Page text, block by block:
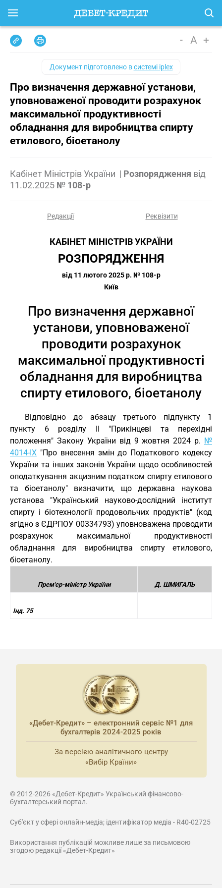
- A +
Документ підготовлено всистемі iplex
Про визначення державної установи,
уповноваженої проводити розрахунок
максимальної продуктивності
обладнання для виробництва спирту
етилового, біоетанолу
Кабінет Міністрів України | Розпорядження від
11.02.2025 № 108-р
Редакції Реквізити
КАБІНЕТ МІНІСТРІВ УКРАЇНИ
РОЗПОРЯДЖЕННЯ
від 11 лютого 2025 р. № 108-р
Київ
Про визначення державної
установи, уповноваженої
проводити розрахунок
максимальної продуктивності
обладнання для виробництва
спирту етилового, біоетанолу
Відповідно до абзацу третього підпункту 1
пункту 6 розділу II "Прикінцеві та перехідні
положення" Закону України від 9 жовтня 2024 р. №
4014-IX "Про внесення змін до Податкового кодексу
України та інших законів України щодо особливостей
оподаткування акцизним податком спирту етилового
та біоетанолу" визначити, що державна наукова
установа "Український науково-дослідний інститут
спирту і біотехнології продовольчих продуктів" (код
згідно з ЄДРПОУ 00334793) уповноважена проводити
розрахунок максимальної продуктивності
обладнання для виробництва спирту етилового,
біоетанолу.
Прем'єр-міністр України Д. ШМИГАЛЬ
Інд. 75
«Дебет-Кредит» – електронний сервіс №1 для
бухгалтерів 2024-2025 років
За версією аналітичного центру
«Вибір Країни»
© 2012-2026 «Дебет-Кредит» Український фінансово-
бухгалтерський портал.
Суб'єкт у сфері онлайн-медіа; ідентифікатор медіа - R40-02725
Використання публікацій можливе лише за письмовою
згодою редакції «Дебет-Кредит»